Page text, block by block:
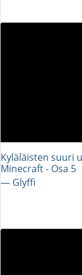
Kyläläisten suuri
Minecraft - Osa 5
― Glyffi